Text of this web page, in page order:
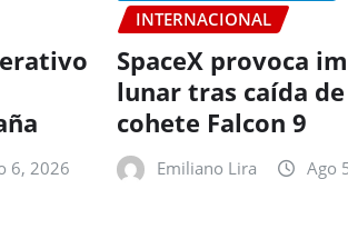
6, 2026
INTERNACIONAL
SpaceX provoca
lunar tras caída de
cohete Falcon 9
Emiliano Lira Ago